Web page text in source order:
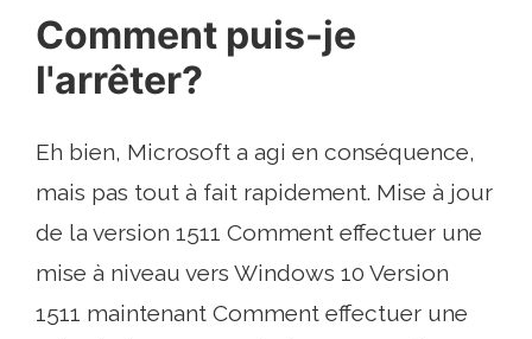
Comment puis-je
l'arrêter?
Eh bien, Microsoft a agi en conséquence,
mais pas tout à fait rapidement. Mise à jour
de la version 1511 Comment effectuer une
mise à niveau vers Windows 10 Version
1511 maintenant Comment effectuer une